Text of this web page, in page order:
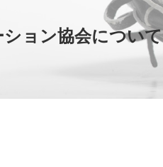
ョン協会について